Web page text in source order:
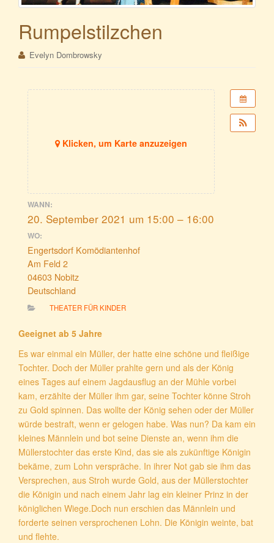
Rumpelstilzchen
Evelyn Dombrowsky
Klicken, um Karte anzuzeigen
WANN:
20. September 2021 um 15:00 – 16:00
WO:
Engertsdorf Komödiantenhof
Am Feld 2
04603 Nobitz
Deutschland
THEATER FÜR KINDER
Geeignet ab 5 Jahre
Es war einmal ein Müller, der hatte eine schöne und fleißige
Tochter. Doch der Müller prahlte gern und als der König
eines Tages auf einem Jagdausflug an der Mühle vorbei
kam, erzählte der Müller ihm gar, seine Tochter könne Stroh
zu Gold spinnen. Das wollte der König sehen oder der Müller
würde bestraft, wenn er gelogen habe. Was nun? Da kam ein
kleines Männlein und bot seine Dienste an, wenn ihm die
Müllerstochter das erste Kind, das sie als zukünftige Königin
bekäme, zum Lohn verspräche. In ihrer Not gab sie ihm das
Versprechen, aus Stroh wurde Gold, aus der Müllerstochter
die Königin und nach einem Jahr lag ein kleiner Prinz in der
königlichen Wiege.Doch nun erschien das Männlein und
forderte seinen versprochenen Lohn. Die Königin weinte, bat
und flehte.